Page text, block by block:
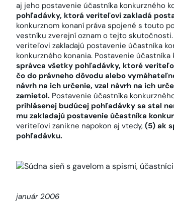
aj jeho postavenie účastníka konkurzného
pohľadávky, ktorá veriteľovi zakladá
konkurznom konaní práva spojené s touto
vestníku zverejní oznam o tejto
veriteľovi zakladajú postavenie účastníka
konkurzného konania. Postavenie
správca všetky pohľadávky, ktoré
čo do právneho dôvodu alebo
návrh na ich určenie, vzal návrh na ich
zamietol. Postavenie účastníka
prihlásenej budúcej pohľadávky sa stal
mu zakladajú postavenie účastníka
veriteľovi zanikne napokon aj vtedy, (5) ak
pohľadávku.
január 2006